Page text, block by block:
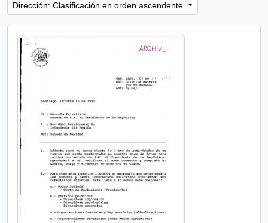
Dirección: Clasificación en orden ascendente